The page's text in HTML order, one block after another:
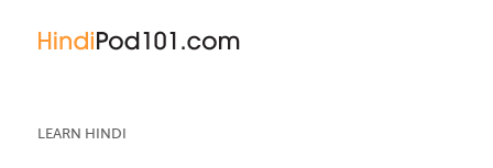
LEARN HINDI